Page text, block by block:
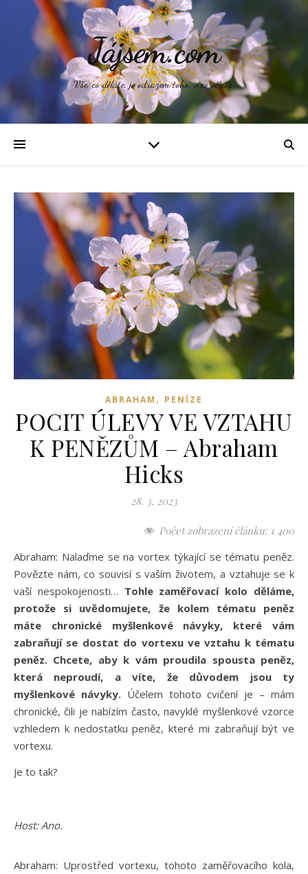
Jájsem.com
Vše, co děláte, je odrazem toho, v co věříte.
ABRAHAM , PENÍZE
POCIT ÚLEVY VE VZTAHU
K PENĚZŮM – Abraham
Hicks
28. 3. 2023
Počet zobrazení článku: 1 400
Abraham: Nalaďme se na vortex týkající se tématu peněz.
Povězte nám, co souvisí s vaším životem, a vztahuje se k
vaší nespokojenosti… Tohle zaměřovací kolo děláme,
protože si uvědomujete, že kolem tématu peněz
máte chronické myšlenkové návyky, které vám
zabraňují se dostat do vortexu ve vztahu k tématu
peněz. Chcete, aby k vám proudila spousta peněz,
která neproudí, a víte, že důvodem jsou ty
myšlenkové návyky.Účelem tohoto cvičení je – mám
chronické, čili je nabízím často, navyklé myšlenkové vzorce
vzhledem k nedostatku peněz, které mi zabraňují být ve
vortexu.
Je to tak?
Host: Ano.
Abraham: Uprostřed vortexu, tohoto zaměřovacího kola,